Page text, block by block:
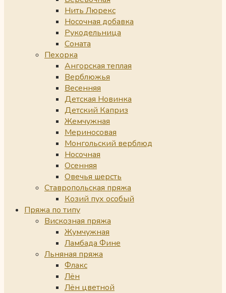
Нить Люрекс
Носочная добавка
Рукодельница
Соната
Пехорка
Ангорская теплая
Верблюжья
Весенняя
Детская Новинка
Детский Каприз
Жемчужная
Мериносовая
Монгольский верблюд
Носочная
Осенняя
Овечья шерсть
Ставропольская пряжа
Козий пух особый
Пряжа по типу
Вискозная пряжа
Жумчужная
Ламбада Фине
Льняная пряжа
Флакс
Лён
Лён цветной